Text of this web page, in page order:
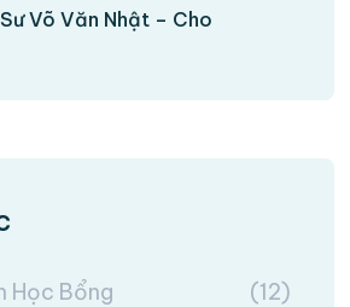
Võ Văn Nhật – Cho
Học Bổng (12)